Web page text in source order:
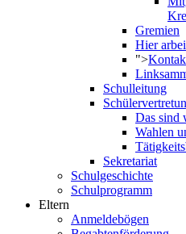
Gremien
Hier
">
Schulleitung
Das sind
Wahlen
Sekretariat
Schulgeschichte
Schulprogramm
Eltern
Anmeldebögen